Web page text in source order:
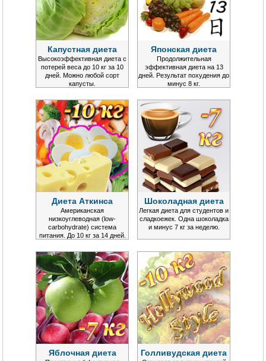
Капустная диета
Высокоэффективная диета с
потерей веса до 10 кг за 10
дней. Можно любой сорт
капусты.
Японская диета
Продолжительная
эффективная диета на 13
дней. Результат похудения до
минус 8 кг.
Диета Аткинса
Американская
низкоуглеводная (low-
carbohydrate) система
питания. До 10 кг за 14 дней.
Шоколадная диета
Легкая диета для студентов и
сладкоежек. Одна шоколадка
и минус 7 кг за неделю.
Яблочная диета Голливудская диета